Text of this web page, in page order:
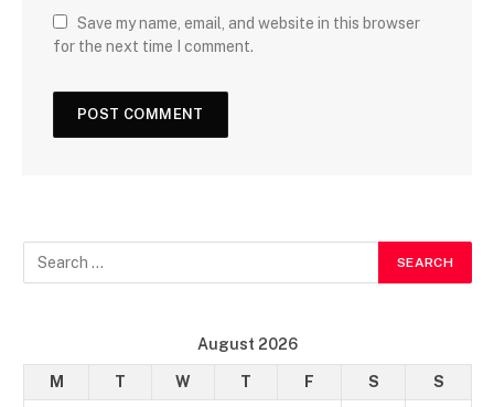
Save my name, email, and website in this browser
for the next time I comment.
August 2026
M T W T F S
S